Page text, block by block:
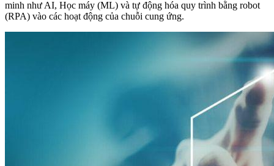
minh như AI, Học máy (ML) và tự động hóa quy trình bằng robot
(RPA) vào các hoạt động của chuỗi cung ứng.